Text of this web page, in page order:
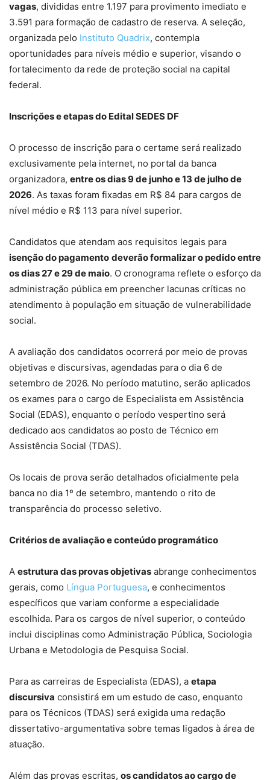
vagas, divididas entre 1.197 para provimento imediato e
3.591 para formação de cadastro de reserva. A seleção,
organizada pelo Instituto Quadrix, contempla
oportunidades para níveis médio e superior, visando o
fortalecimento da rede de proteção social na capital
federal.
Inscrições e etapas do Edital SEDES DF
O processo de inscrição para o certame será realizado
exclusivamente pela internet, no portal da banca
organizadora, entre os dias 9 de junho e 13 de julho de
2026. As taxas foram fixadas em R$ 84 para cargos de
nível médio e R$ 113 para nível superior.
Candidatos que atendam aos requisitos legais para
isenção do pagamento deverão formalizar o pedido entre
os dias 27 e 29 de maio. O cronograma reflete o esforço da
administração pública em preencher lacunas críticas no
atendimento à população em situação de vulnerabilidade
social.
A avaliação dos candidatos ocorrerá por meio de provas
objetivas e discursivas, agendadas para o dia 6 de
setembro de 2026. No período matutino, serão aplicados
os exames para o cargo de Especialista em Assistência
Social (EDAS), enquanto o período vespertino será
dedicado aos candidatos ao posto de Técnico em
Assistência Social (TDAS).
Os locais de prova serão detalhados oficialmente pela
banca no dia 1º de setembro, mantendo o rito de
transparência do processo seletivo.
Critérios de avaliação e conteúdo programático
A estrutura das provas objetivas abrange conhecimentos
gerais, como Língua Portuguesa, e conhecimentos
específicos que variam conforme a especialidade
escolhida. Para os cargos de nível superior, o conteúdo
inclui disciplinas como Administração Pública, Sociologia
Urbana e Metodologia de Pesquisa Social.
Para as carreiras de Especialista (EDAS), a etapa
discursiva consistirá em um estudo de caso, enquanto
para os Técnicos (TDAS) será exigida uma redação
dissertativo-argumentativa sobre temas ligados à área de
atuação.
Além das provas escritas, os candidatos ao cargo de